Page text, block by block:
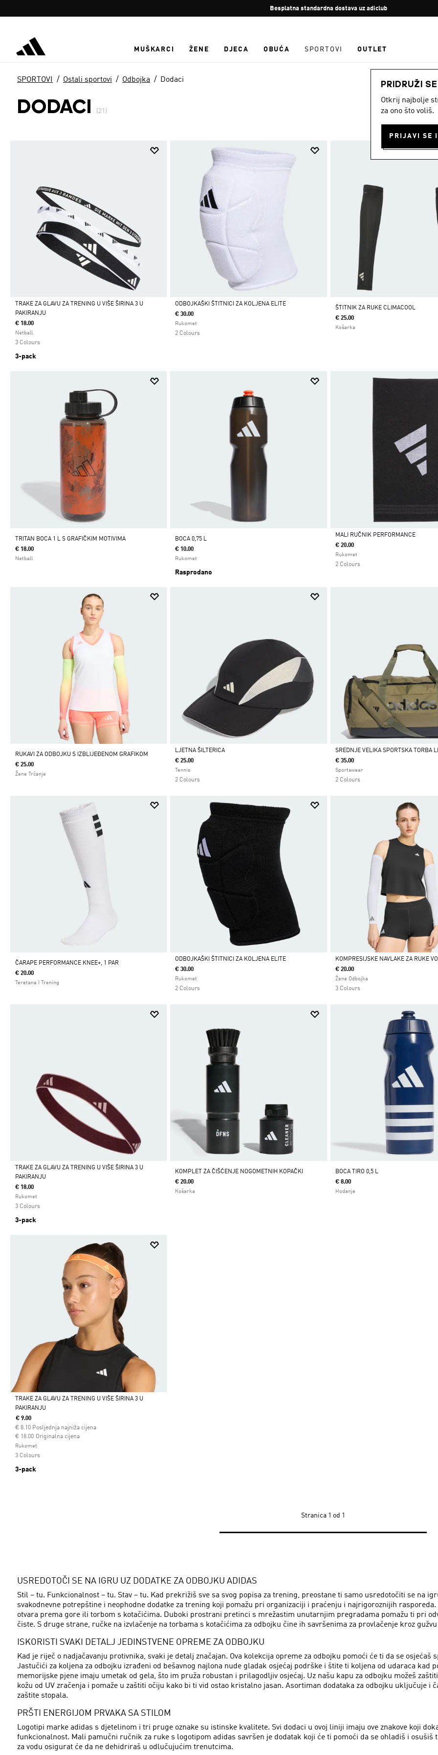
Zaustavi
rotaciju
Besplatna standardna dostava uz adiclub
MUŠKARCI ŽENE DJECA OBUĆA SPORTOVI OUTLET
PRIDRUŽI
Otkrij najbolje
za ono što voliš.
SPORTOVI Ostali sportovi Odbojka Dodaci
DODACI (21)
Da
TRAKE ZA GLAVU ZA TRENING U VIŠE ŠIRINA 3 U
PAKIRANJU
€ 18.00
Netball
3 Colours
3-pack
Da
ODBOJKAŠKI ŠTITNICI ZA KOLJENA ELITE
€ 30.00
Rukomet
2 Colours
ŠTITNIK ZA RUKE CLIMACOOL
€ 25.00
Košarka
TRITAN BOCA 1 L S GRAFIČKIM MOTIVIMA
€ 18.00
Netball
BOCA 0,75 L
€ 10.00
Rukomet
Rasprodano
Da
MALI RUČNIK PERFORMANCE
€ 20.00
Rukomet
2 Colours
RUKAVI ZA ODBOJKU S IZBLIJEĐENOM GRAFIKOM
€ 25.00
Žene Trčanje
Da
LJETNA ŠILTERICA
€ 25.00
Tennis
2 Colours
Da
SREDNJE VELIKA SPORTSKA TORBA
€ 35.00
Sportswear
2 Colours
ČARAPE PERFORMANCE KNEE+, 1 PAR
€ 20.00
Teretana I Trening
Da
ODBOJKAŠKI ŠTITNICI ZA KOLJENA ELITE
€ 30.00
Rukomet
2 Colours
Da
KOMPRESIJSKE NAVLAKE ZA RUKE
€ 20.00
Žene Odbojka
3 Colours
Da
TRAKE ZA GLAVU ZA TRENING U VIŠE ŠIRINA 3 U
PAKIRANJU
€ 18.00
Rukomet
3 Colours
3-pack
KOMPLET ZA ČIŠĆENJE NOGOMETNIH KOPAČKI
€ 20.00
Košarka
BOCA TIRO 0,5 L
€ 8.00
Hodanje
Da
TRAKE ZA GLAVU ZA TRENING U VIŠE ŠIRINA 3 U
PAKIRANJU
€ 9.00
€ 8.10 Posljednja najniža cijena
Originalna cijena
Cijena umanjena od
€ 18.00za
Rukomet
3 Colours
3-pack
Stranica 1 od 1
USREDOTOČI SE NA IGRU UZ DODATKE ZA ODBOJKU ADIDAS
Stil – tu. Funkcionalnost – tu. Stav – tu. Kad prekrižiš sve sa svog popisa za trening, preostane ti samo usredotočiti se na
svakodnevne potrepštine i neophodne dodatke za trening koji pomažu pri organizaciji i praćenju i najrigoroznijih
otvara prema gore ili torbom s kotačićima. Duboki prostrani pretinci s mrežastim unutarnjim pregradama pomažu ti pri
čiste. S druge strane, ručke na izvlačenje na torbama s kotačićima za odbojku čine ih savršenima za provlačenje kroz
ISKORISTI SVAKI DETALJ JEDINSTVENE OPREME ZA ODBOJKU
Kad je riječ o nadjačavanju protivnika, svaki je detalj značajan. Ova kolekcija opreme za odbojku pomoći će ti da se
Jastučići za koljena za odbojku izrađeni od bešavnog najlona nude gladak osjećaj podrške i štite ti koljena od udaraca kad
memorijske pjene imaju umetak od gela, što im pruža robustan i prilagodljiv osjećaj. Uz našu kapu za odbojku možeš
kožu od UV zračenja i pomaže u zaštiti očiju kako bi ti vid ostao kristalno jasan. Asortiman dodataka za odbojku uključuje i
zaštite stopala.
PRŠTI ENERGIJOM PRVAKA SA STILOM
Logotipi marke adidas s djetelinom i tri pruge oznake su istinske kvalitete. Svi dodaci u ovoj liniji imaju ove znakove koji
funkcionalnost. Mali pamučni ručnik za ruke s logotipom adidas savršen je dodatak koji će ti pomoći da se ohladiš i osušiš
za vodu osigurat će da ne dehidriraš u odlučujućim trenutcima.